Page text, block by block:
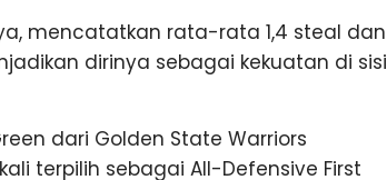
mencatatkan rata-rata 1,4 steal dan
dirinya sebagai kekuatan di sisi
dari Golden State Warriors
terpilih sebagai All-Defensive First